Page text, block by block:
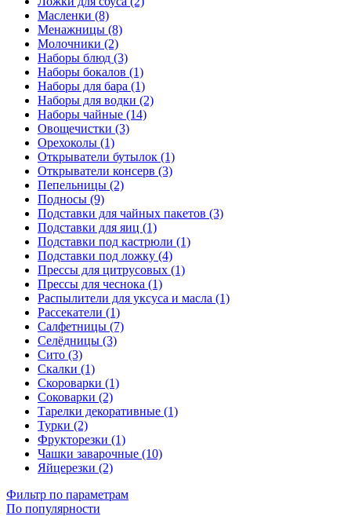
Масленки (8)
Менажницы (8)
Молочники (2)
Наборы блюд (3)
Наборы бокалов (1)
Наборы для бара (1)
Наборы для водки (2)
Наборы чайные (14)
Овощечистки (3)
Орехоколы (1)
Открыватели бутылок (1)
Открыватели консерв (3)
Пепельницы (2)
Подносы (9)
Подставки для чайных пакетов (3)
Подставки для яиц (1)
Подставки под кастрюли (1)
Подставки под ложку (4)
Прессы для цитрусовых (1)
Прессы для чеснока (1)
Распылители для уксуса и масла (1)
Рассекатели (1)
Салфетницы (7)
Селёдницы (3)
Сито (3)
Скалки (1)
Скороварки (1)
Соковарки (2)
Тарелки декоративные (1)
Турки (2)
Фрукторезки (1)
Чашки заварочные (10)
Яйцерезки (2)
Фильтр по параметрам
По популярности